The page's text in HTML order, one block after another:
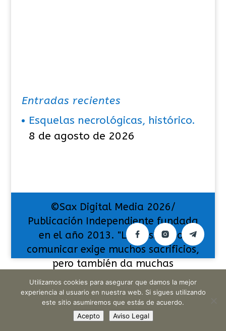
Entradas recientes
Esquelas necrológicas, histórico.
8 de agosto de 2026
©Sax Digital Media 2026/
Publicación Independiente fundada
en el año 2013. "La pasión por
comunicar exige muchos sacrificios,
pero también da muchas
satisfacciones".
Utilizamos cookies para asegurar que damos la mejor
experiencia al usuario en nuestra web. Si sigues utilizando
este sitio asumiremos que estás de acuerdo.
Acepto
Aviso Legal